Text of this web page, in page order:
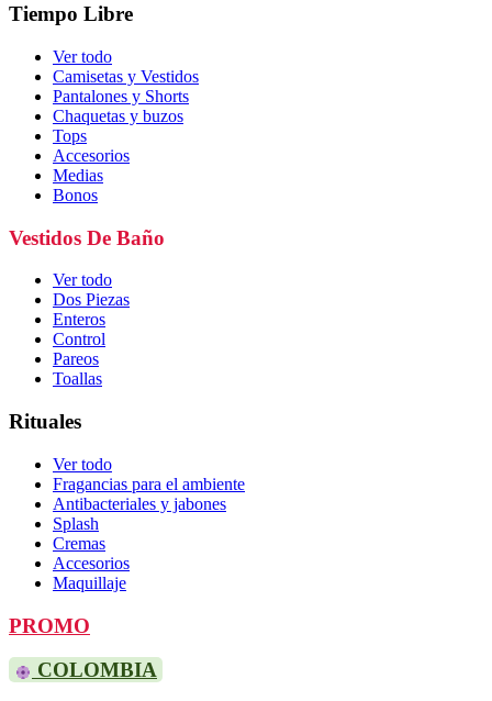
Tiempo Libre
Ver todo
Camisetas y Vestidos
Pantalones y Shorts
Chaquetas y buzos
Tops
Accesorios
Medias
Bonos
Vestidos De Baño
Ver todo
Dos Piezas
Enteros
Control
Pareos
Toallas
Rituales
Ver todo
Fragancias para el ambiente
Antibacteriales y jabones
Splash
Cremas
Accesorios
Maquillaje
PROMO
COLOMBIA